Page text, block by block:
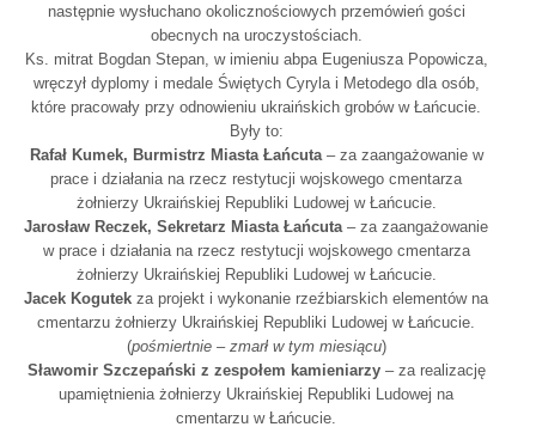
następnie wysłuchano okolicznościowych przemówień gości
obecnych na uroczystościach.
Ks. mitrat Bogdan Stepan, w imieniu abpa Eugeniusza Popowicza,
wręczył dyplomy i medale Świętych Cyryla i Metodego dla osób,
które pracowały przy odnowieniu ukraińskich grobów w Łańcucie.
Były to:
Rafał Kumek, Burmistrz Miasta Łańcuta– za zaangażowanie w
prace i działania na rzecz restytucji wojskowego cmentarza
żołnierzy Ukraińskiej Republiki Ludowej w Łańcucie.
Jarosław Reczek, Sekretarz Miasta Łańcuta – za zaangażowanie
w prace i działania na rzecz restytucji wojskowego cmentarza
żołnierzy Ukraińskiej Republiki Ludowej w Łańcucie.
Jacek Kogutek za projekt i wykonanie rzeźbiarskich elementów na
cmentarzu żołnierzy Ukraińskiej Republiki Ludowej w Łańcucie.
(pośmiertnie – zmarł w tym miesiącu)
Sławomir Szczepański z zespołem kamieniarzy– za realizację
upamiętnienia żołnierzy Ukraińskiej Republiki Ludowej na
cmentarzu w Łańcucie.